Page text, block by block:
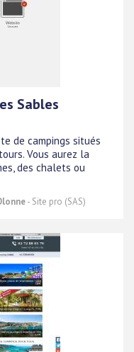
Sables
de campings situés
Vous aurez la
des chalets ou
- Site pro (SAS)